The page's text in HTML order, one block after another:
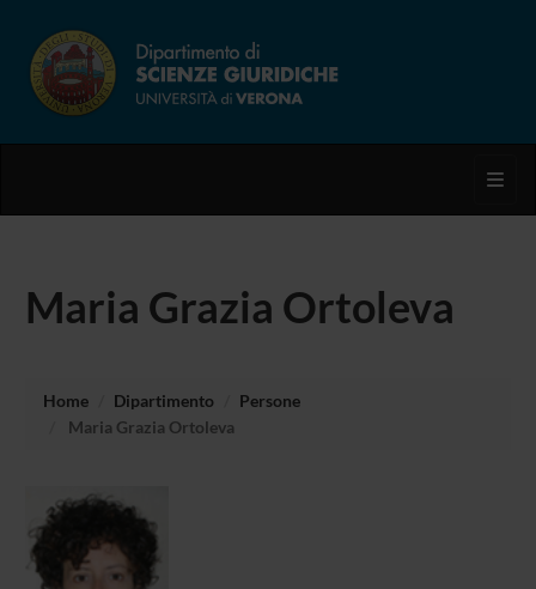
Maria Grazia Ortoleva
Home Dipartimento
Persone
Maria Grazia Ortoleva